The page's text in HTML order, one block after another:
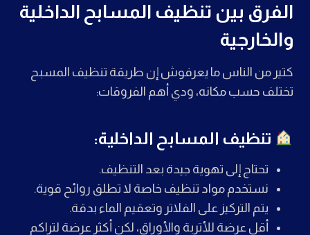
الفرق بين تنظيف المسابح الداخلية
والخارجية
كتير من الناس ما يعرفوش إن طريقة تنظيف المسبح
تختلف حسب مكانه، ودي أهم الفروقات:
تنظيف المسابح الداخلية:
تحتاج إلى تهوية جيدة بعد التنظيف.
نستخدم مواد تنظيف خاصة لا تطلق روائح قوية.
يتم التركيز على الفلاتر وتعقيم الماء بدقة.
أقل عرضة للأتربة والأوراق، لكن أكثر عرضة لتراكم